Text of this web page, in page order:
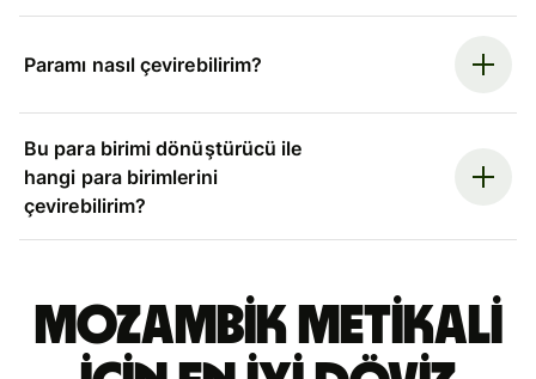
Paramı nasıl çevirebilirim?
Bu para birimi dönüştürücü ile
hangi para birimlerini
çevirebilirim?
Mozambik metikali